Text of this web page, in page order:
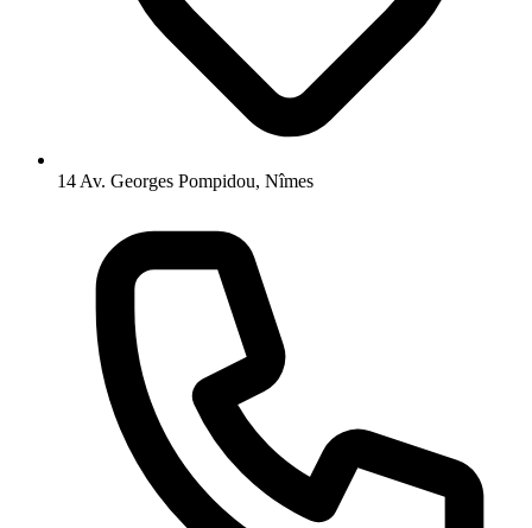
14 Av. Georges Pompidou, Nîmes